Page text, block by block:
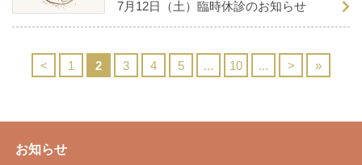
7月12日（土）臨時休診のお知らせ
< 1 2 3 4 5 ... 10 ... > »
お知らせ